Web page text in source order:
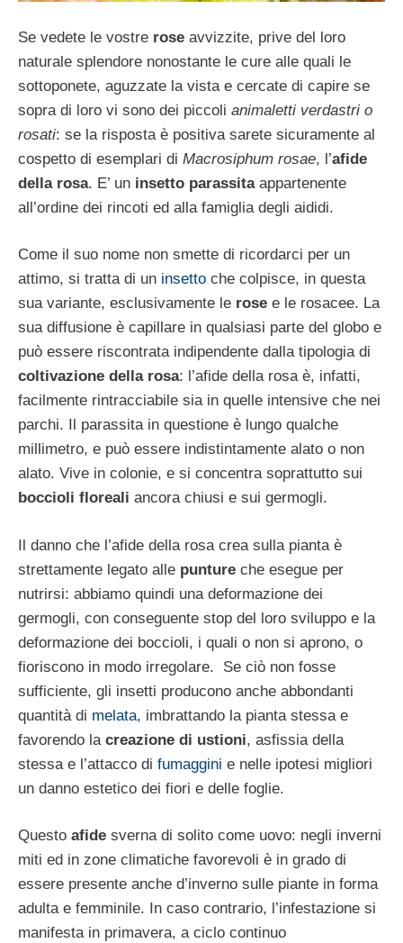
Se vedete le vostre rose avvizzite, prive del loro
naturale splendore nonostante le cure alle quali le
sottoponete, aguzzate la vista e cercate di capire se
sopra di loro vi sono dei piccoli animaletti verdastri o
rosati: se la risposta è positiva sarete sicuramente al
cospetto di esemplari di Macrosiphum rosae, l’afide
della rosa. E’ un insetto parassitaappartenente
all’ordine dei rincoti ed alla famiglia degli aididi.
Come il suo nome non smette di ricordarci per un
attimo, si tratta di un insetto che colpisce, in questa
sua variante, esclusivamente le rose e le rosacee. La
sua diffusione è capillare in qualsiasi parte del globo e
può essere riscontrata indipendente dalla tipologia di
coltivazione della rosa: l’afide della rosa è, infatti,
facilmente rintracciabile sia in quelle intensive che nei
parchi. Il parassita in questione è lungo qualche
millimetro, e può essere indistintamente alato o non
alato. Vive in colonie, e si concentra soprattutto sui
boccioli floreali ancora chiusi e sui germogli.
Il danno che l’afide della rosa crea sulla pianta è
strettamente legato alle punture che esegue per
nutrirsi: abbiamo quindi una deformazione dei
germogli, con conseguente stop del loro sviluppo e la
deformazione dei boccioli, i quali o non si aprono, o
fioriscono in modo irregolare. Se ciò non fosse
sufficiente, gli insetti producono anche abbondanti
quantità di melata, imbrattando la pianta stessa e
favorendo la creazione di ustioni, asfissia della
stessa e l’attacco di fumaggini e nelle ipotesi migliori
un danno estetico dei fiori e delle foglie.
Questo afide sverna di solito come uovo: negli inverni
miti ed in zone climatiche favorevoli è in grado di
essere presente anche d’inverno sulle piante in forma
adulta e femminile. In caso contrario, l’infestazione si
manifesta in primavera, a ciclo continuo